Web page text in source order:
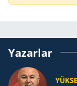
Yazarlar